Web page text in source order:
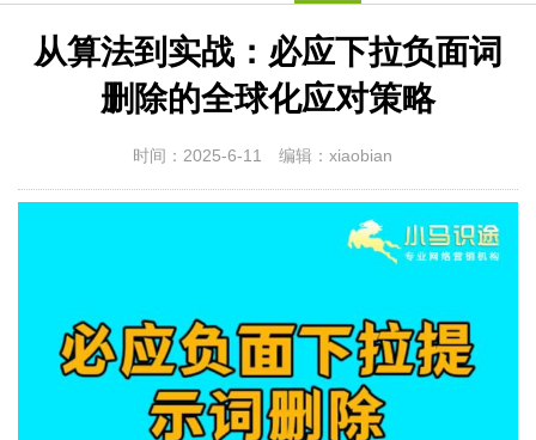
从算法到实战：必应下拉负面词
删除的全球化应对策略
时间：2025-6-11 编辑：xiaobian